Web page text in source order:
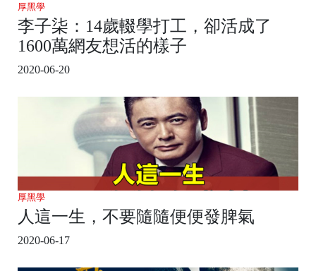
厚黑學
李子柒：14歲輟學打工，卻活成了
1600萬網友想活的樣子
2020-06-20
厚黑學
人這一生，不要隨隨便便發脾氣
2020-06-17